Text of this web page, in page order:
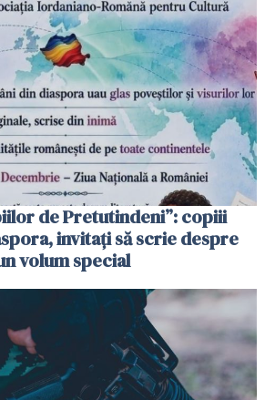
de Pretutindeni”: copiii
invitați să scrie despre
volum special